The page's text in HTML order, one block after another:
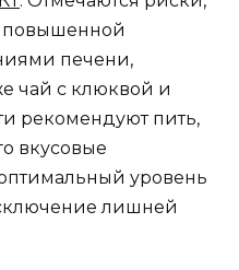
повышенной
печени,
чай с клюквой и
рекомендуют пить,
вкусовые
уровень
лишней